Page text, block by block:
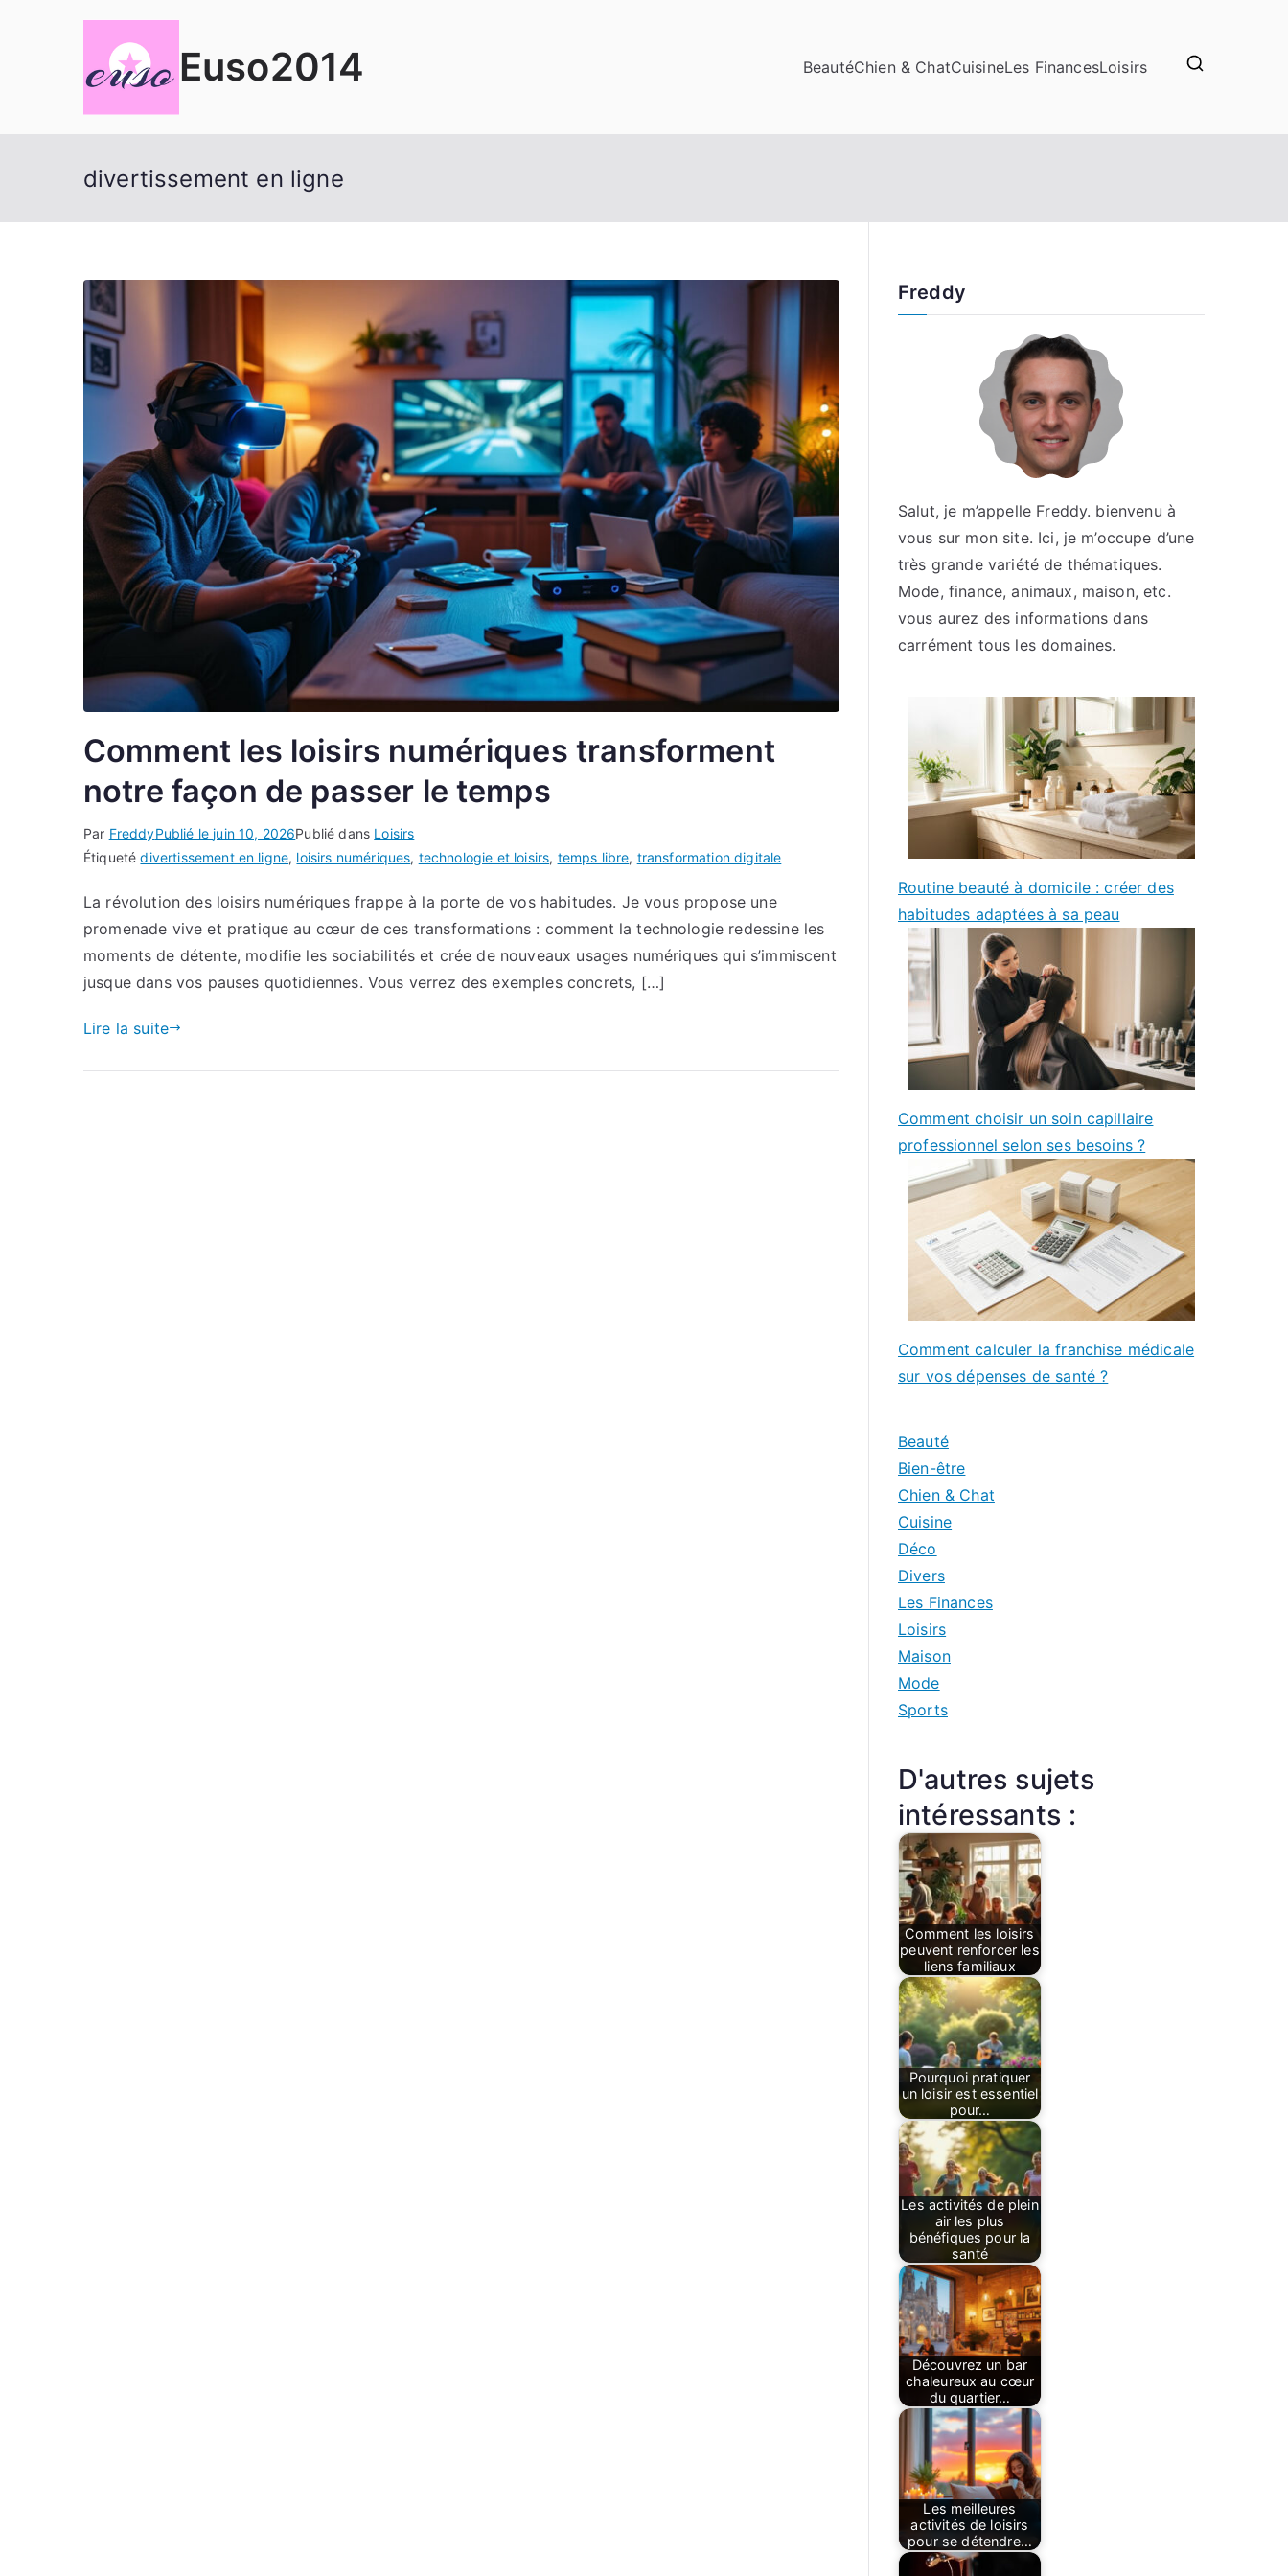
Euso2014 BeautéChien & ChatCuisineLes FinancesLoisirs
divertissement en ligne
Comment les loisirs numériques transforment
notre façon de passer le temps
Par FreddyPublié le juin 10, 2026Publié dans Loisirs
Étiquetédivertissement en ligne, loisirs numériques, technologie et loisirs, temps libre, transformation digitale
La révolution des loisirs numériques frappe à la porte de vos habitudes. Je vous propose une
promenade vive et pratique au cœur de ces transformations : comment la technologie redessine les
moments de détente, modifie les sociabilités et crée de nouveaux usages numériques qui s’immiscent
jusque dans vos pauses quotidiennes. Vous verrez des exemples concrets, […]
Lire la suite
Freddy
Salut, je m’appelle Freddy. bienvenu à
vous sur mon site. Ici, je m’occupe d’une
très grande variété de thématiques.
Mode, finance, animaux, maison, etc.
vous aurez des informations dans
carrément tous les domaines.
Routine beauté à domicile : créer des
habitudes adaptées à sa peau
Comment choisir un soin capillaire
professionnel selon ses besoins ?
Comment calculer la franchise médicale
sur vos dépenses de santé ?
Beauté
Bien-être
Chien & Chat
Cuisine
Déco
Divers
Les Finances
Loisirs
Maison
Mode
Sports
D'autres sujets
intéressants :
Comment les loisirs
peuvent renforcer les
liens familiaux
Pourquoi pratiquer
un loisir est essentiel
pour…
Les activités de plein
air les plus
bénéfiques pour la
santé
Découvrez un bar
chaleureux au cœur
du quartier…
Les meilleures
activités de loisirs
pour se détendre…